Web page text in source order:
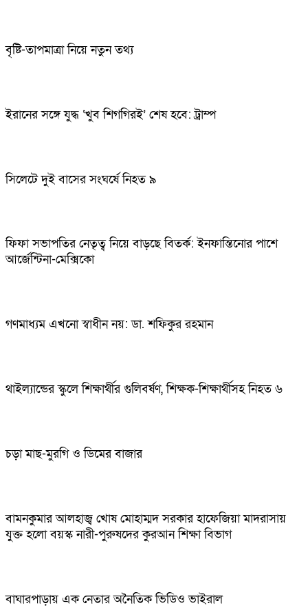
বৃষ্টি-তাপমাত্রা নিয়ে নতুন তথ্য
ইরানের সঙ্গে যুদ্ধ ‘খুব শিগগিরই’ শেষ হবে: ট্রাম্প
সিলেটে দুই বাসের সংঘর্ষে নিহত ৯
ফিফা সভাপতির নেতৃত্ব নিয়ে বাড়ছে বিতর্ক: ইনফান্তিনোর পাশে
আর্জেন্টিনা-মেক্সিকো
গণমাধ্যম এখনো স্বাধীন নয়: ডা. শফিকুর রহমান
থাইল্যান্ডের স্কুলে শিক্ষার্থীর গুলিবর্ষণ, শিক্ষক-শিক্ষার্থীসহ নিহত ৬
চড়া মাছ-মুরগি ও ডিমের বাজার
বামনকুমার আলহাজ্ব খোষ মোহাম্মদ সরকার হাফেজিয়া মাদরাসায়
যুক্ত হলো বয়স্ক নারী-পুরুষদের কুরআন শিক্ষা বিভাগ
বাঘারপাড়ায় এক নেতার অনৈতিক ভিডিও ভাইরাল